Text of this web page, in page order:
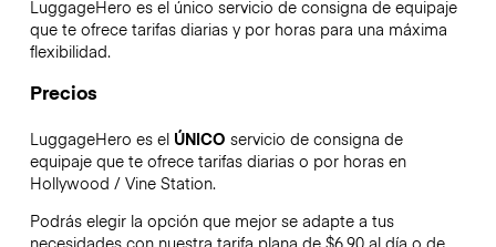
LuggageHero es el único servicio de consigna de equipaje
que te ofrece tarifas diarias y por horas para una máxima
flexibilidad.
Precios
LuggageHero es el ÚNICO servicio de consigna de
equipaje que te ofrece tarifas diarias o por horas en
Hollywood / Vine Station.
Podrás elegir la opción que mejor se adapte a tus
necesidades con nuestra tarifa plana de $6.90 al día o de